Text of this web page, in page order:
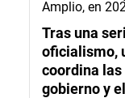
Tras una
oficialismo,
coordina
gobierno y